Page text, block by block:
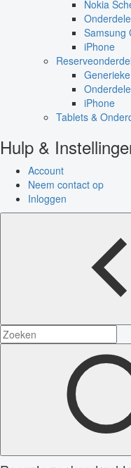
Nokia
Samsung
iPhone
iPhone
Tablets &
Hulp &
Account
Neem contact op
Inloggen